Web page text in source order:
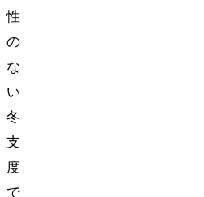
性
の
な
い
冬
支
度
で